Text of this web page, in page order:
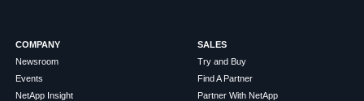
COMPANY
Newsroom
Events
NetApp Insight
SALES
Try and Buy
Find A Partner
Partner With NetApp